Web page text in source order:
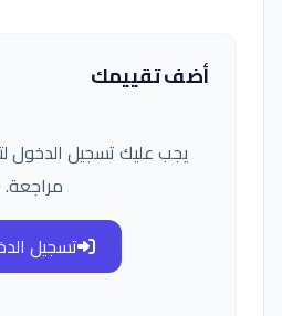
أضف تقييمك
يجب عليك تسجيل الدخول
مراجعة.
تسجيل